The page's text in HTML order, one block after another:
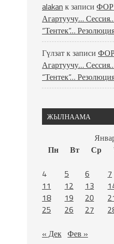
alakan к записи
Агартуучу…
“Тентек”…
Гүлзатк записи
Агартуучу…
“Тентек”…
ЖЫЛНААМА
Пн
Вт Ср
4
5 6 7
11
12 13
18
19 20
25
26 27
« Дек Фев »